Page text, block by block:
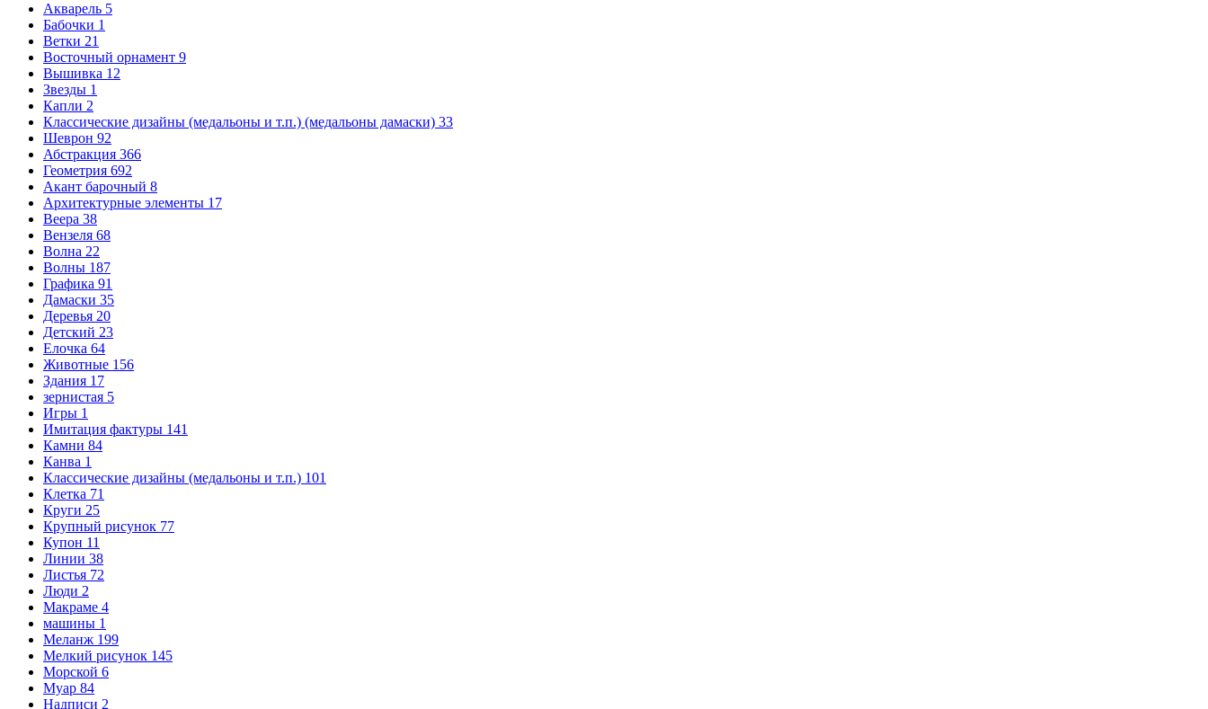
Акварель 5
Бабочки 1
Ветки 21
Восточный орнамент 9
Вышивка 12
Звезды 1
Капли 2
Классические дизайны (медальоны и т.п.) (медальоны дамаски) 33
Шеврон 92
Абстракция 366
Геометрия 692
Акант барочный 8
Архитектурные элементы 17
Веера 38
Вензеля 68
Волна 22
Волны 187
Графика 91
Дамаски 35
Деревья 20
Детский 23
Елочка 64
Животные 156
Здания 17
зернистая 5
Игры 1
Имитация фактуры 141
Камни 84
Канва 1
Классические дизайны (медальоны и т.п.) 101
Клетка 71
Круги 25
Крупный рисунок 77
Купон 11
Линии 38
Листья 72
Люди 2
Макраме 4
машины 1
Меланж 199
Мелкий рисунок 145
Морской 6
Муар 84
Надписи 2